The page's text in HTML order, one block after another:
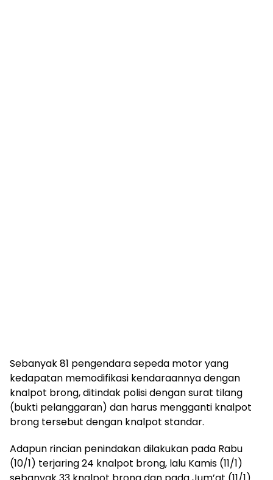
Sebanyak 81 pengendara sepeda motor yang
kedapatan memodifikasi kendaraannya dengan
knalpot brong, ditindak polisi dengan surat tilang
(bukti pelanggaran) dan harus mengganti knalpot
brong tersebut dengan knalpot standar.
Adapun rincian penindakan dilakukan pada Rabu
(10/1) terjaring 24 knalpot brong, lalu Kamis (11/1)